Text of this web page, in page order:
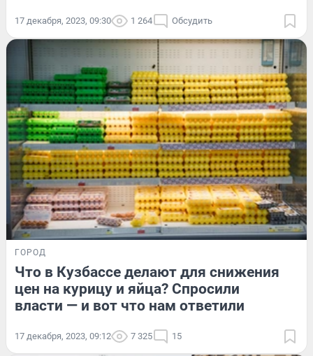
17 декабря, 2023, 09:30 1 264 Обсудить
ГОРОД
Что в Кузбассе делают для снижения
цен на курицу и яйца? Спросили
власти — и вот что нам ответили
17 декабря, 2023, 09:12 7 325 15